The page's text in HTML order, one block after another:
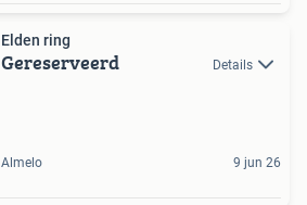
Elden ring
Gereserveerd Details
Almelo 9 jun 26